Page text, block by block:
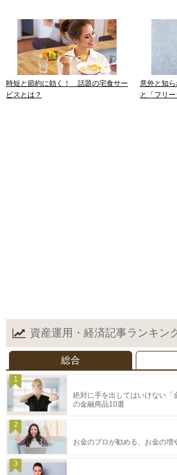
時短と節約に効く！ 話題の宅食サー
ビスとは？
意外と知ら
と「フリ
資産運用・経済記事ランキン
総合
1
絶対に手を出してはいけない「
の金融商品10選
2
お金のプロが勧める、お金の増
3